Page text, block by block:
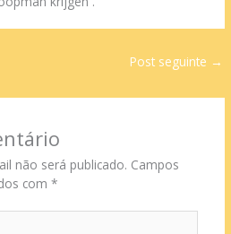
Post seguinte →
não será publicado. Campos
com *